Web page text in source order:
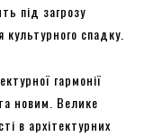
під загрозу
культурного спадку.
гармонії
новим. Велике
в архітектурних